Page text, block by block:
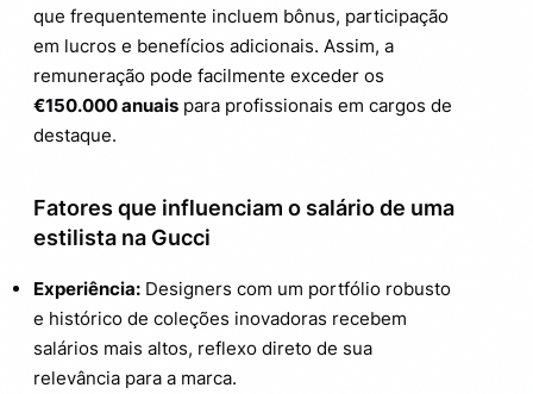
que frequentemente incluem bônus, participação
em lucros e benefícios adicionais. Assim, a
remuneração pode facilmente exceder os
€150.000 anuais para profissionais em cargos de
destaque.
Fatores que influenciam o salário de uma
estilista na Gucci
Experiência: Designers com um portfólio robusto
e histórico de coleções inovadoras recebem
salários mais altos, reflexo direto de sua
relevância para a marca.